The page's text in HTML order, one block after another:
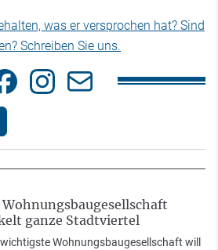
was er versprochen hat? Sind
Schreiben Sie uns.
ganze Stadtviertel
Wohnungsbaugesellschaft will